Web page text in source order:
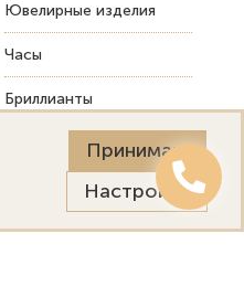
Ювелирные изделия
Часы
Бриллианты
Пост-продажный сервис
Принимаю
Настройки